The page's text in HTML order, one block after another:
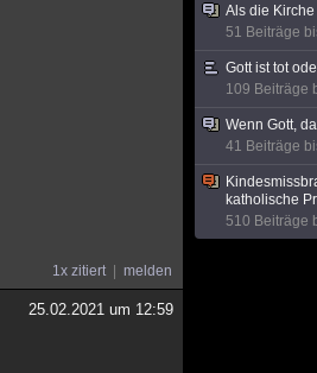
1x zitiert melden
25.02.2021 um 12:59
Als die
51 Beiträge
Gott ist tot
109 Beiträge
Wenn Gott,
41 Beiträge
katholische
510 Beiträge